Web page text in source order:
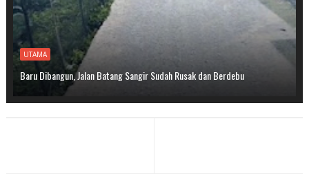
UTAMA
Baru Dibangun, Jalan Batang Sangir Sudah Rusak dan Berdebu